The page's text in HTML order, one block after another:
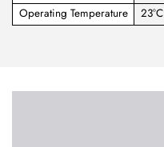
Operating Temperature
23°C